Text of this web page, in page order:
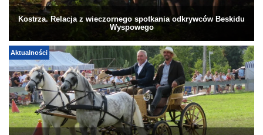
Kostrza. Relacja z wieczornego spotkania odkrywców Beskidu
Wyspowego
Aktualności